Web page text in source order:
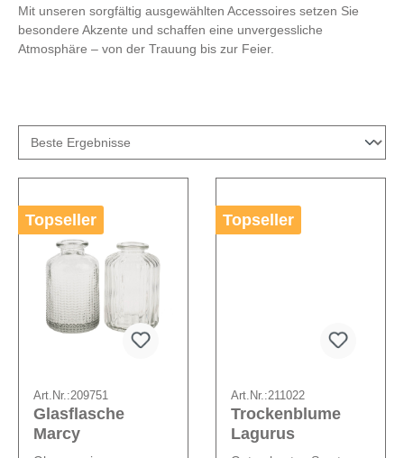
Mit unseren sorgfältig ausgewählten Accessoires setzen Sie
besondere Akzente und schaffen eine unvergessliche
Atmosphäre – von der Trauung bis zur Feier.
Topseller
Art.Nr.:209751
Glasflasche
Marcy
Topseller
Art.Nr.:211022
Trockenblume
Lagurus